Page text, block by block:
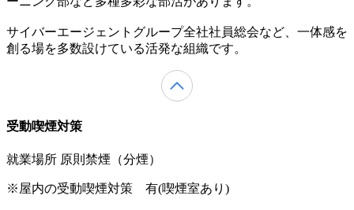
サイバーエージェントグループ全社社員総会など、一体感を
創る場を多数設けている活発な組織です。
受動喫煙対策
就業場所 原則禁煙（分煙）
※屋内の受動喫煙対策 有(喫煙室あり)